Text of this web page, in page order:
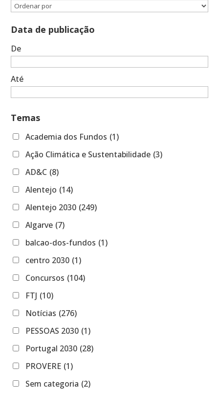
Data de publicação
De
Até
Temas
Academia dos Fundos (1)
Ação Climática e Sustentabilidade (3)
AD&C (8)
Alentejo (14)
Alentejo 2030 (249)
Algarve (7)
balcao-dos-fundos (1)
centro 2030 (1)
Concursos (104)
FTJ (10)
Notícias (276)
PESSOAS 2030 (1)
Portugal 2030 (28)
PROVERE (1)
Sem categoria (2)